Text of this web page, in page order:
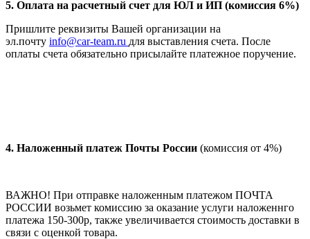
5. Оплата на расчетный счет для ЮЛ и ИП (комиссия 6%)
Пришлите реквизиты Вашей организации на
эл.почту info@car-team.ru для выставления счета. После
оплаты счета обязательно присылайте платежное поручение.
4. Наложенный платеж Почты России (комиссия от 4%)
ВАЖНО! При отправке наложенным платежом ПОЧТА
РОССИИ возьмет комиссию за оказание услуги наложеннго
платежа 150-300р, также увеличивается стоимость доставки в
связи с оценкой товара.